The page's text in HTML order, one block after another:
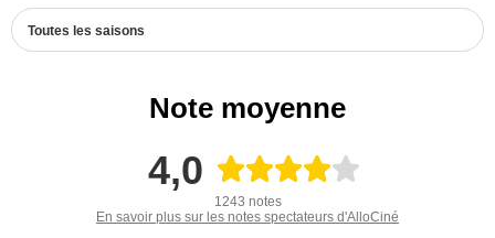
Toutes les saisons
Note moyenne
4,0
1243 notes
En savoir plus sur les notes spectateurs d'AlloCiné